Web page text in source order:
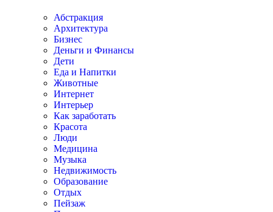
Абстракция
Архитектура
Бизнес
Деньги и Финансы
Дети
Еда и Напитки
Животные
Интернет
Интерьер
Как заработать
Красота
Люди
Медицина
Музыка
Недвижимость
Образование
Отдых
Пейзаж